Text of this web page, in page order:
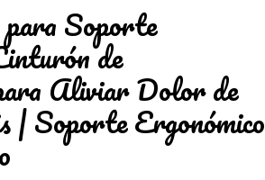
Soporte
de
Aliviar Dolor de
| Soporte Ergonómico